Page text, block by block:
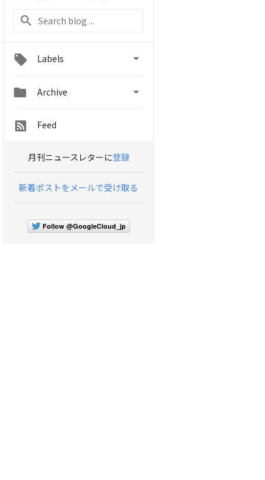
Labels 
 Archive 
Feed
月刊ニュースレターに登録
新着ポストをメールで受け取る
Follow @GoogleCloud_jp